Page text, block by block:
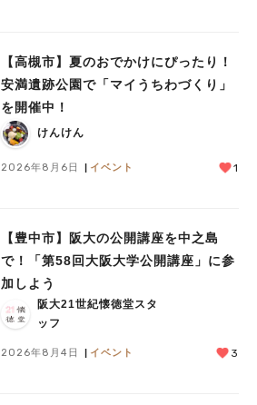
【高槻市】夏のおでかけにぴったり！
安満遺跡公園で「マイうちわづくり」
を開催中！
けんけん
2026年8月6日 イベント 1
【豊中市】阪大の公開講座を中之島
で！「第58回大阪大学公開講座」に参
加しよう
阪大21世紀懐徳堂スタ
ッフ
2026年8月4日 イベント 3